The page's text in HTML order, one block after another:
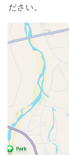
ださい。